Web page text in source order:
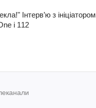
Інтерв’ю з ініціатором
і 112